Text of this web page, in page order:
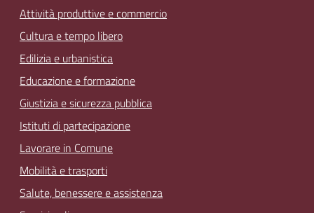
Attività produttive e commercio
Cultura e tempo libero
Edilizia e urbanistica
Educazione e formazione
Giustizia e sicurezza pubblica
Istituti di partecipazione
Lavorare in Comune
Mobilità e trasporti
Salute, benessere e assistenza